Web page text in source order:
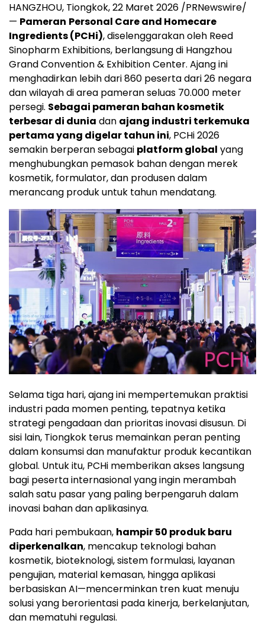
HANGZHOU, Tiongkok, 22 Maret 2026 /PRNewswire/
— Pameran Personal Care and Homecare
Ingredients (PCHi), diselenggarakan oleh Reed
Sinopharm Exhibitions, berlangsung di Hangzhou
Grand Convention & Exhibition Center. Ajang ini
menghadirkan lebih dari 860 peserta dari 26 negara
dan wilayah di area pameran seluas 70.000 meter
persegi. Sebagai pameran bahan kosmetik
terbesar di dunia dan ajang industri terkemuka
pertama yang digelar tahun ini, PCHi 2026
semakin berperan sebagai platform global yang
menghubungkan pemasok bahan dengan merek
kosmetik, formulator, dan produsen dalam
merancang produk untuk tahun mendatang.
Selama tiga hari, ajang ini mempertemukan praktisi
industri pada momen penting, tepatnya ketika
strategi pengadaan dan prioritas inovasi disusun. Di
sisi lain, Tiongkok terus memainkan peran penting
dalam konsumsi dan manufaktur produk kecantikan
global. Untuk itu, PCHi memberikan akses langsung
bagi peserta internasional yang ingin merambah
salah satu pasar yang paling berpengaruh dalam
inovasi bahan dan aplikasinya.
Pada hari pembukaan, hampir 50 produk baru
diperkenalkan, mencakup teknologi bahan
kosmetik, bioteknologi, sistem formulasi, layanan
pengujian, material kemasan, hingga aplikasi
berbasiskan AI—mencerminkan tren kuat menuju
solusi yang berorientasi pada kinerja, berkelanjutan,
dan mematuhi regulasi.